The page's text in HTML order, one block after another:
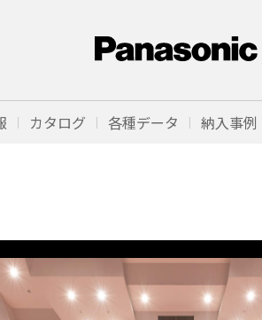
カタログ 各種データ 納入事例